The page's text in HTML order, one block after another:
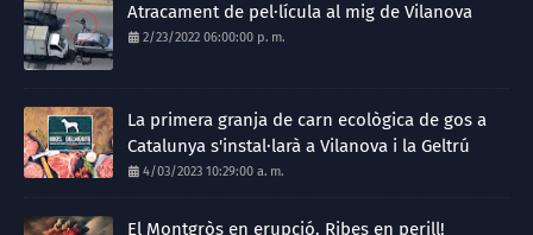
Atracament de pel·lícula al mig de Vilanova
2/23/2022 06:00:00 p. m.
La primera granja de carn ecològica de gos a
Catalunya s'instal·larà a Vilanova i la Geltrú
4/03/2023 10:29:00 a. m.
El Montgròs en erupció. Ribes en perill!